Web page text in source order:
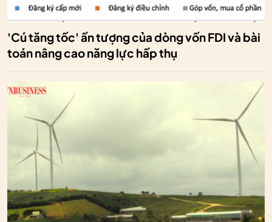
'Cú tăng tốc' ấn tượng của dòng vốn FDI và bài
toán nâng cao năng lực hấp thụ